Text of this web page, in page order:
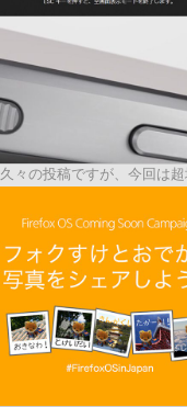
久々の投稿ですが、今回は